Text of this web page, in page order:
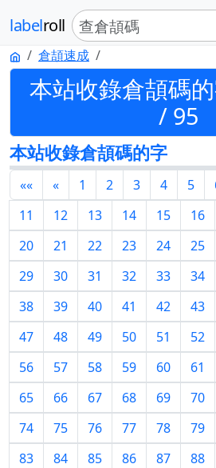
labelroll
倉頡速成
本站收錄倉頡碼
/ 95
本站收錄倉頡碼的字
«« « 1 2 3 4 5
11
12 13 14 15 16
20
21 22 23 24 25
29
30 31 32 33 34
38
39 40 41 42 43
47
48 49 50 51 52
56
57 58 59 60 61
65
66 67 68 69 70
74
75 76 77 78 79
83
84 85 86 87 88